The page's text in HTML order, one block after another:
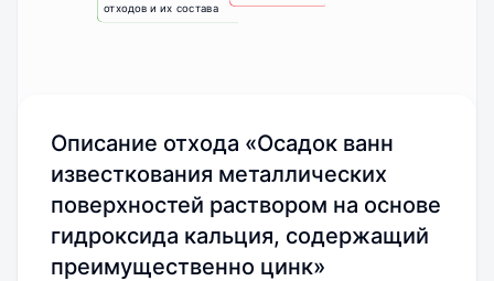
отходов и их состава
Описание отхода «Осадок ванн
известкования металлических
поверхностей раствором на основе
гидроксида кальция, содержащий
преимущественно цинк»